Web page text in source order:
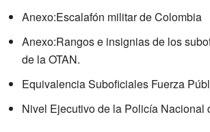
Anexo:Escalafón militar de Colombia
Anexo:Rangos e insignias de los
de la OTAN.
Equivalencia Suboficiales Fuerza
Nivel Ejecutivo de la Policía Nacional